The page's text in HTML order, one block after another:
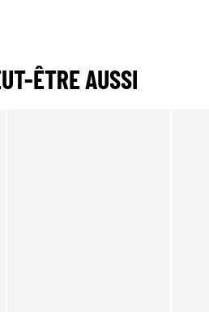
ÊTRE AUSSI